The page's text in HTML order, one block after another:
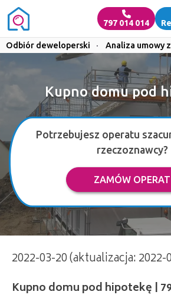
797 014 014
Odbiór deweloperski · Analiza umowy
Kupno domu pod
Potrzebujesz operatu
rzeczoznawcy?
ZAMÓW OPERAT
2022-03-20 (aktualizacja: 2022-
Kupno domu pod hipotekę | 797